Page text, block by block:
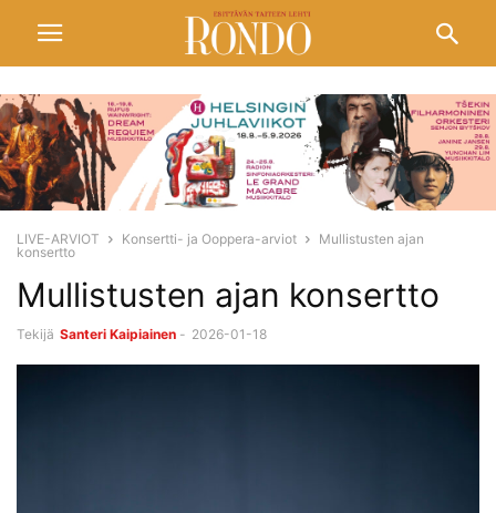
LIVE-ARVIOT Konsertti- ja Ooppera-arviot
Mullistusten ajan
konsertto
Mullistusten ajan konsertto
Tekijä Santeri Kaipiainen - 2026-01-18